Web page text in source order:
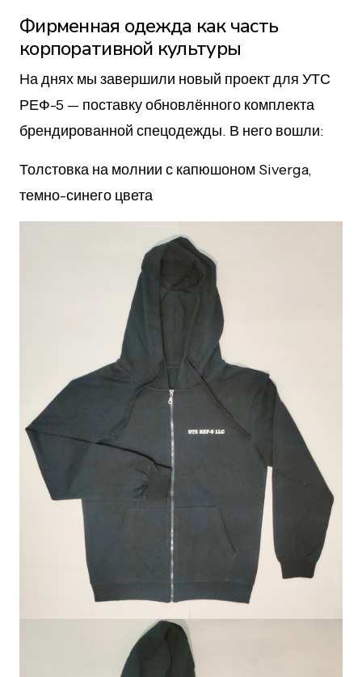
Фирменная одежда как часть
корпоративной культуры
На днях мы завершили новый проект для УТС
РЕФ-5 — поставку обновлённого комплекта
брендированной спецодежды. В него вошли:
Толстовка на молнии с капюшоном Siverga,
темно-синего цвета